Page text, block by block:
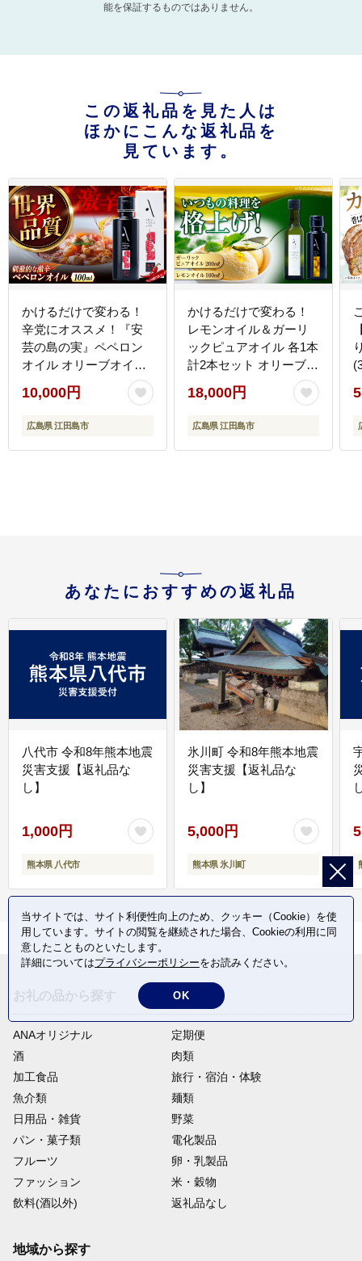
能を保証するものではありません。
この返礼品を見た人は
ほかにこんな返礼品を
見ています。
かけるだけで変わる！
辛党にオススメ！『安
芸の島の実』ペペロン
オイル オリーブオイル
【激辛】 100mL 調味料
油 江田島市/リベラグル
ープ株式会社 [XAJ006]
10,000円
広島県 江田島市
かけるだけで変わる！
レモンオイル＆ガーリ
ックピュアオイル 各1本
計2本セット オリーブオ
イル 調味料 油 江田島
市/リベラグループ株式
会社 [XAJ090] オリーブ
18,000円
広島県 江田島市
あなたにおすすめの返礼品
八代市 令和8年熊本地震
災害支援【返礼品な
し】
1,000円
熊本県 八代市
氷川町 令和8年熊本地震
災害支援【返礼品な
し】
5,000円
熊本県 氷川町
ANAオリジナル
定期便
酒
肉類
加工食品
旅行・宿泊・体験
魚介類
麺類
日用品・雑貨
野菜
パン・菓子類
電化製品
フルーツ
卵・乳製品
ファッション
米・穀物
飲料(酒以外)
返礼品なし
地域から探す
当サイトでは、サイト利便性向上のため、クッキー（Cookie）を使
用しています。サイトの閲覧を継続された場合、Cookieの利用に同
意したことものといたします。
詳細についてはプライバシーポリシーをお読みください。
OK